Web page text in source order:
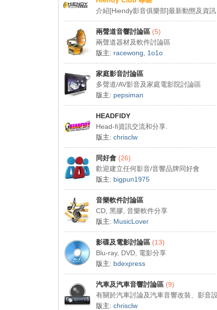
m
影
樂
介紹[Hiendy影音俱樂部]最新動態及資訊
兩聲道音響討論區 (5)
兩聲道器材及軟件討論區
版主: racewong 1o1o
家庭影音討論區
多聲道/AV影音及家庭電影院討論區
版主: pepsiman
HEADFIDY
Head-fi資訊交流和分享.
版主: chrisclw
同好會 (26)
歡迎建立任何影音/音響品牌同好會
版主: bigpun1975
音樂軟件討論區
CD, 黑膠, 音樂軟件分享
版主: MusicLover
影碟及電影討論區 (13)
Blu-ray, DVD, 電影分享
版主: bdexpress
汽車及汽車音響討論區 (9)
有關於汽車討論及汽車音響改裝、影音
版主: chrisclw